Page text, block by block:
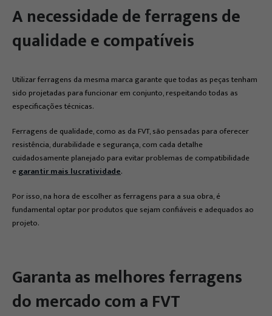
A necessidade de ferragens de
qualidade e compatíveis
Utilizar ferragens da mesma marca garante que todas as peças tenham
sido projetadas para funcionar em conjunto, respeitando todas as
especificações técnicas.
Ferragens de qualidade, como as da FVT, são pensadas para oferecer
resistência, durabilidade e segurança, com cada detalhe
cuidadosamente planejado para evitar problemas de compatibilidade
egarantir mais lucratividade.
Por isso, na hora de escolher as ferragens para a sua obra, é
fundamental optar por produtos que sejam confiáveis e adequados ao
projeto.
Garanta as melhores ferragens
do mercado com a FVT